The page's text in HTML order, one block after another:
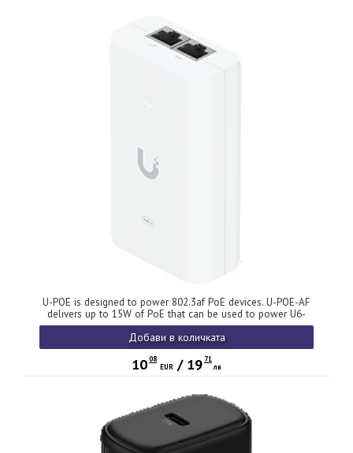
U-POE is designed to power 802.3af PoE devices. U-POE-AF
delivers up to 15W of PoE that can be used to power U6-
Lite-EU and other 802.3af devices, while also protecting
against electrical surges (ESD)
Добави в количката
1008
EUR / 19 71
лв